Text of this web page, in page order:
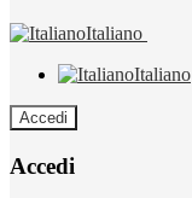
Italiano
Italiano
Accedi
Accedi